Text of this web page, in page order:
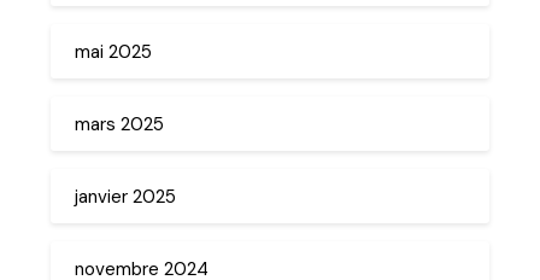
mai 2025
mars 2025
janvier 2025
novembre 2024